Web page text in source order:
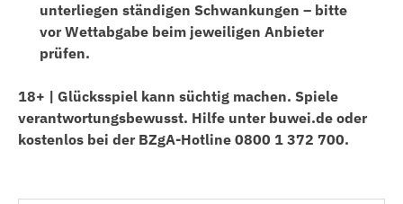
unterliegen ständigen Schwankungen – bitte
vor Wettabgabe beim jeweiligen Anbieter
prüfen.
18+ | Glücksspiel kann süchtig machen. Spiele
verantwortungsbewusst. Hilfe unter buwei.de oder
kostenlos bei der BZgA-Hotline 0800 1 372 700.